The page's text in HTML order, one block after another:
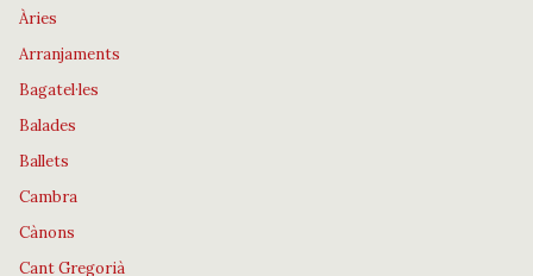
Àries
Arranjaments
Bagatel·les
Balades
Ballets
Cambra
Cànons
Cant Gregorià